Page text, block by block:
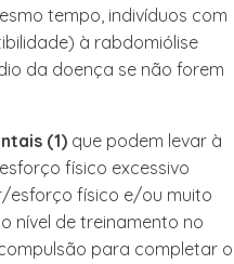
tempo, indivíduos com
à rabdomiólise
da doença se não forem
(1) que podem levar à
físico excessivo
esforço físico e/ou muito
nível de treinamento no
para completar o